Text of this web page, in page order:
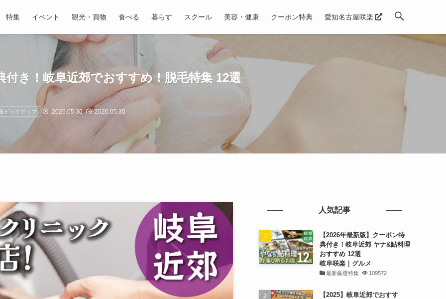
特集 イベント 観光・買物 食べる 暮らす スクール 美容・健康 クーポン特典 愛知名古屋咲楽
付き！岐阜近郊でおすすめ！脱毛特集 12選
ピックアップ 2026.05.30 2026.05.30
人気記事
【2026年最新版】クーポン特
典付き！岐阜近郊 ヤナ&鮎料理
おすすめ 12選
岐阜咲楽｜グルメ
最新厳選特集 109572
【2025】岐阜近郊でおすす